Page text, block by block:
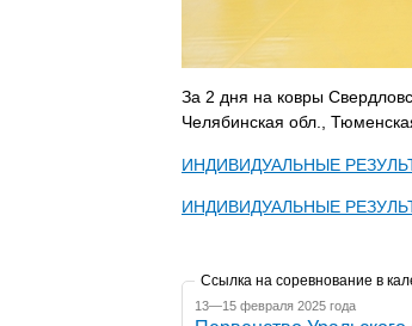
За 2 дня на ковры
Челябинская обл.,
ИНДИВИДУАЛЬНЫЕ
ИНДИВИДУАЛЬНЫЕ
Ссылка на соревнование в
13—15 февраля 2025 года